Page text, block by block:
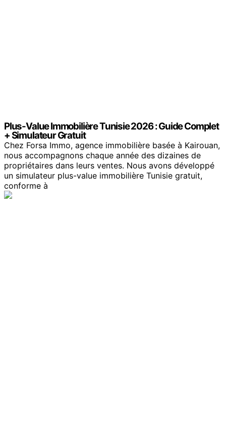
Plus-Value Immobilière Tunisie 2026 : Guide Complet
+ Simulateur Gratuit
Chez Forsa Immo, agence immobilière basée à Kairouan,
nous accompagnons chaque année des dizaines de
propriétaires dans leurs ventes. Nous avons développé
un simulateur plus-value immobilière Tunisie gratuit,
conforme à